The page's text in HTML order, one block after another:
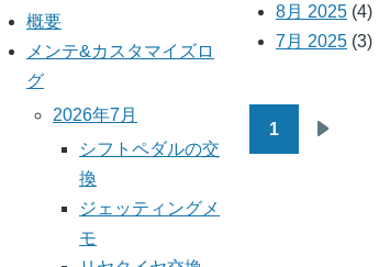
概要
メンテ&カスタマイズロ
グ
2026年7月
シフトペダルの交
換
ジェッティングメ
モ
8月 2025 (4)
7月 2025 (3)
1